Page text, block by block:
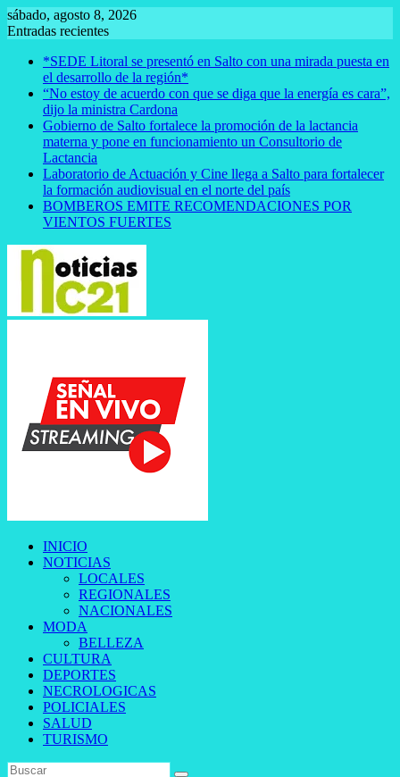
Saltar
al
sábado, agosto 8, 2026
Entradas recientes
*SEDE Litoral se presentó en Salto con una mirada puesta en
el desarrollo de la región*
“No estoy de acuerdo con que se diga que la energía es cara”,
dijo la ministra Cardona
Gobierno de Salto fortalece la promoción de la lactancia
materna y pone en funcionamiento un Consultorio de
Lactancia
Laboratorio de Actuación y Cine llega a Salto para fortalecer
la formación audiovisual en el norte del país
BOMBEROS EMITE RECOMENDACIONES POR
VIENTOS FUERTES
INICIO
NOTICIAS
LOCALES
REGIONALES
NACIONALES
MODA
BELLEZA
CULTURA
DEPORTES
NECROLOGICAS
POLICIALES
SALUD
TURISMO